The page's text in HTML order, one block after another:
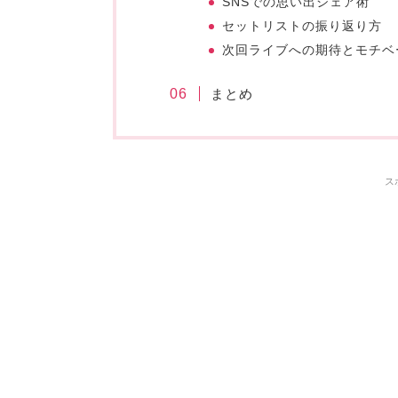
セットリストの振り返り方
次回ライブへの期待とモチ
まとめ
ス